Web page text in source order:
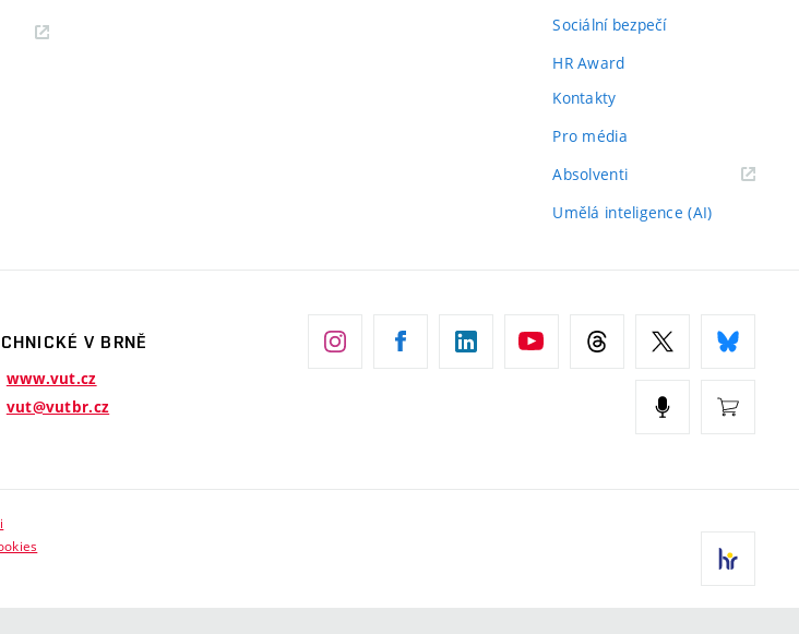
Sociální bezpečí
HR Award
Kontakty
Pro média
Absolventi(externí
Umělá inteligence (AI)
V BRNĚ
www.vut.cz
vut@vutbr.cz